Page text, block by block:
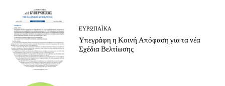
ΕΥΡΩΠΑΪΚΆ
Υπεγράφη η Κοινή Απόφαση για τα νέα
Σχέδια Βελτίωσης